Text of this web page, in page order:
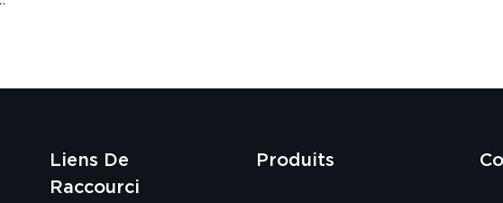
Liens De
Raccourci
Produits